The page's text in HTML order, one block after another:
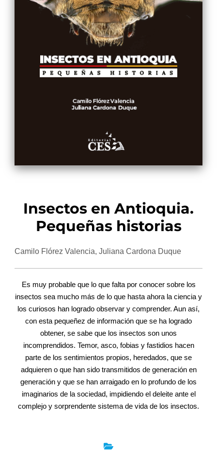
Insectos en Antioquia.
Pequeñas historias
Camilo Flórez Valencia, Juliana Cardona Duque
Es muy probable que lo que falta por conocer sobre los
insectos sea mucho más de lo que hasta ahora la ciencia y
los curiosos han logrado observar y comprender. Aun así,
con esta pequeñez de información que se ha logrado
obtener, se sabe que los insectos son unos
incomprendidos. Temor, asco, fobias y fastidios hacen
parte de los sentimientos propios, heredados, que se
adquieren o que han sido transmitidos de generación en
generación y que se han arraigado en lo profundo de los
imaginarios de la sociedad, impidiendo el deleite ante el
complejo y sorprendente sistema de vida de los insectos.